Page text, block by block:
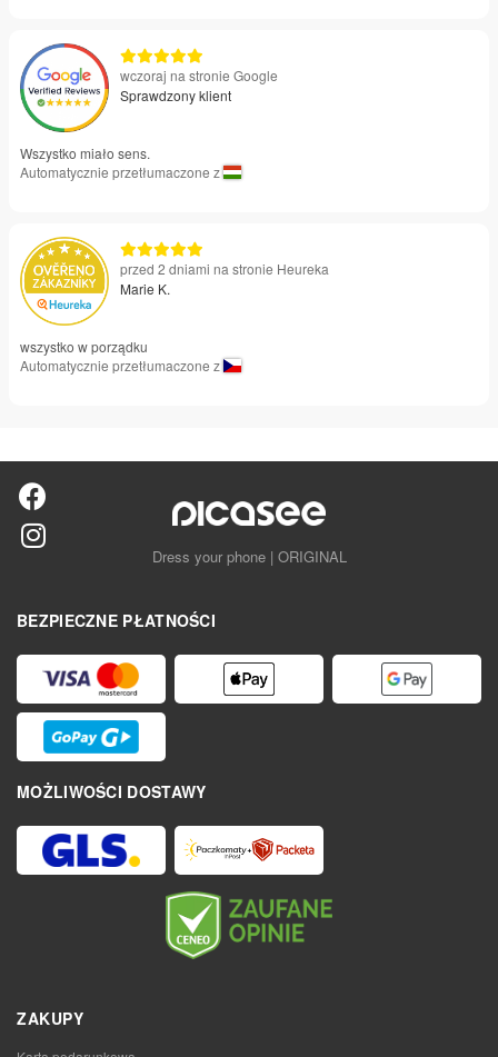
wczoraj na stronie Google
Sprawdzony klient
Wszystko miało sens.
Automatycznie przetłumaczone z
przed 2 dniami na stronie Heureka
Marie K.
wszystko w porządku
Automatycznie przetłumaczone z
Dress your phone | ORIGINAL
BEZPIECZNE PŁATNOŚCI
MOŻLIWOŚCI DOSTAWY
ZAKUPY